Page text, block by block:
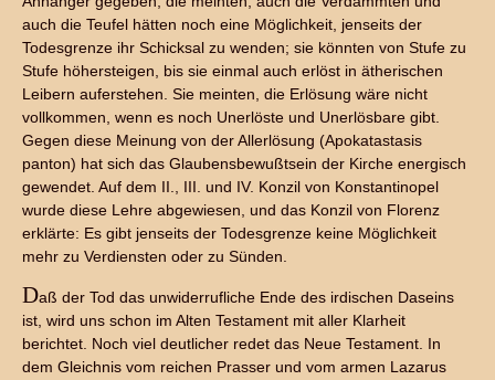
auch die Teufel hätten noch eine Möglichkeit, jenseits der
Todesgrenze ihr Schicksal zu wenden; sie könnten von Stufe zu
Stufe höhersteigen, bis sie einmal auch erlöst in ätherischen
Leibern auferstehen. Sie meinten, die Erlösung wäre nicht
vollkommen, wenn es noch Unerlöste und Unerlösbare gibt.
Gegen diese Meinung von der Allerlösung (Apokatastasis
panton) hat sich das Glaubensbewußtsein der Kirche energisch
gewendet. Auf dem II., III. und IV. Konzil von Konstantinopel
wurde diese Lehre abgewiesen, und das Konzil von Florenz
erklärte: Es gibt jenseits der Todesgrenze keine Möglichkeit
mehr zu Verdiensten oder zu Sünden.
Daß der Tod das unwiderrufliche Ende des irdischen Daseins
ist, wird uns schon im Alten Testament mit aller Klarheit
berichtet. Noch viel deutlicher redet das Neue Testament. In
dem Gleichnis vom reichen Prasser und vom armen Lazarus